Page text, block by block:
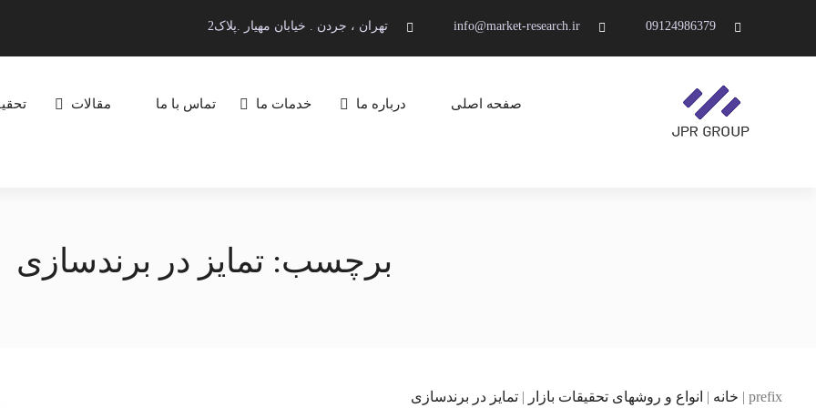
content
09124986379
info@market-research.ir تهران ، جردن . خیابان مهیار .پلاک2
صفحه اصلی درباره ما خدمات ما تماس با ما مقالات
برچسب: تمایز در برندسازی
prefix
| خانه | انواع و روشهای تحقیقات بازار | تمایز در برندسازی